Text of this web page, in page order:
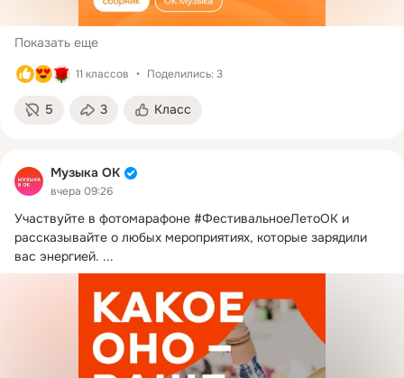
Показать еще
11 классов Поделились: 3
5 3 Класс
Музыка ОК
вчера 09:26
Участвуйте в фотомарафоне #ФестивальноеЛетоОК и
рассказывайте о любых мероприятиях, которые зарядили
вас энергией. ...